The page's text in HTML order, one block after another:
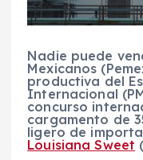
Nadie puede
Mexicanos
productiva del
Internacional
concurso
cargamento de
ligero de
Louisiana Sweet